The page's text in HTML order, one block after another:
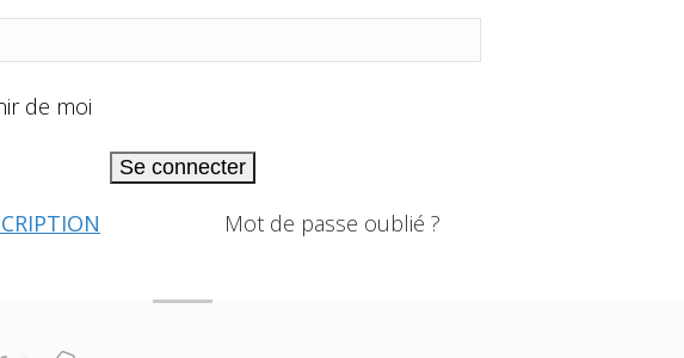
de moi
Se connecter
Mot de passe oublié ?